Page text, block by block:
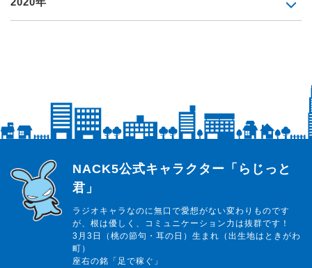
らじっと君
NACK5公式キャラクター「らじっと
君」
ラジオキャラなのに無口で愛想がない変わりものです
が、根は優しく、コミュニケーション力は抜群です！
3月3日（桃の節句・耳の日）生まれ（出生地はときがわ
町）
座右の銘「足で稼ぐ」